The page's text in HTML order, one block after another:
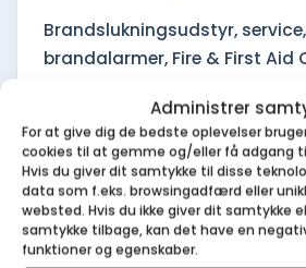
Administrer
For at give dig de bedste oplevelser
cookies til at gemme og/eller få adgang
Hvis du giver dit samtykke til disse
data som f.eks. browsingadfærd eller
websted. Hvis du ikke giver dit samtykke
samtykke tilbage, kan det have en
funktioner og egenskaber.
Brandslukningsudstyr,
brandalarmer, Fire & First Aid
04